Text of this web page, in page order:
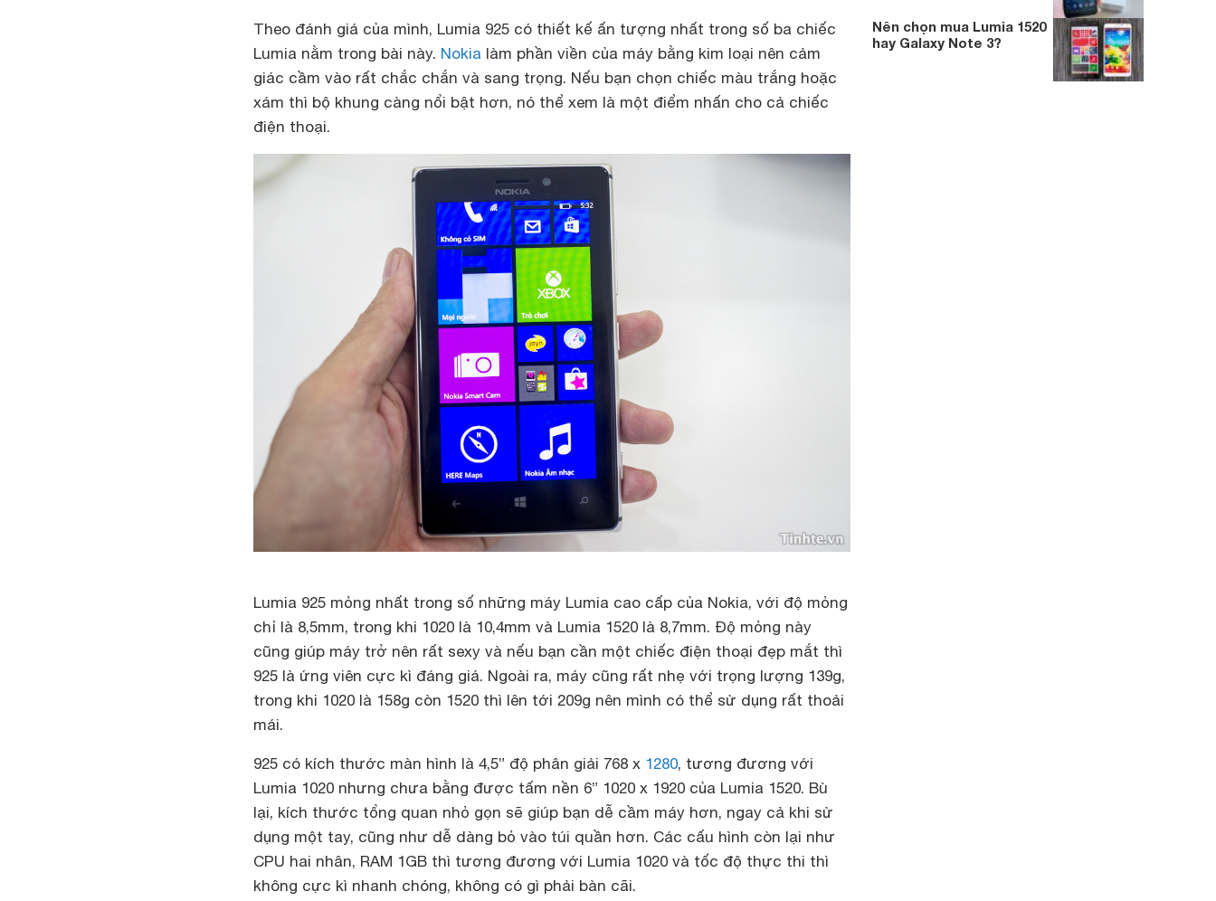
Theo đánh giá của mình, Lumia 925 có thiết kế ấn tượng nhất trong số ba chiếc
Lumia nằm trong bài này. Nokia làm phần viền của máy bằng kim loại nên cảm
giác cầm vào rất chắc chắn và sang trọng. Nếu bạn chọn chiếc màu trắng hoặc
xám thì bộ khung càng nổi bật hơn, nó thể xem là một điểm nhấn cho cả chiếc
điện thoại.
Lumia 925 mỏng nhất trong số những máy Lumia cao cấp của Nokia, với độ mỏng
chỉ là 8,5mm, trong khi 1020 là 10,4mm và Lumia 1520 là 8,7mm. Độ mỏng này
cũng giúp máy trở nên rất sexy và nếu bạn cần một chiếc điện thoại đẹp mắt thì
925 là ứng viên cực kì đáng giá. Ngoài ra, máy cũng rất nhẹ với trọng lượng 139g,
trong khi 1020 là 158g còn 1520 thì lên tới 209g nên mình có thể sử dụng rất thoải
mái.
925 có kích thước màn hình là 4,5” độ phân giải 768 x 1280, tương đương với
Lumia 1020 nhưng chưa bằng được tấm nền 6” 1020 x 1920 của Lumia 1520. Bù
lại, kích thước tổng quan nhỏ gọn sẽ giúp bạn dễ cầm máy hơn, ngay cả khi sử
dụng một tay, cũng như dễ dàng bỏ vào túi quần hơn. Các cấu hình còn lại như
CPU hai nhân, RAM 1GB thì tương đương với Lumia 1020 và tốc độ thực thi thì
không cực kì nhanh chóng, không có gì phải bàn cãi.
Nên chọn mua Lumia 1520
hay Galaxy Note 3?